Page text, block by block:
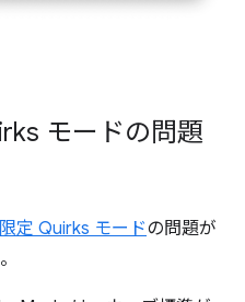
モードの問題
限定 Quirks モードの問題が